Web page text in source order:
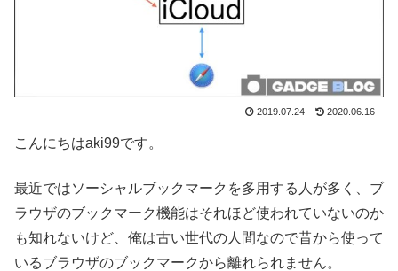
2019.07.24 2020.06.16
こんにちはaki99です。
最近ではソーシャルブックマークを多用する人が多く、ブ
ラウザのブックマーク機能はそれほど使われていないのか
も知れないけど、俺は古い世代の人間なので昔から使って
いるブラウザのブックマークから離れられません。